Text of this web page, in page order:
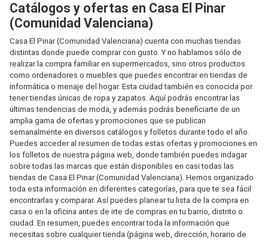
Catálogos y ofertas en Casa El Pinar
(Comunidad Valenciana)
Casa El Pinar (Comunidad Valenciana) cuenta con muchas tiendas
distintas donde puede comprar con gusto. Y no hablamos sólo de
realizar la compra familiar en supermercados, sino otros productos
como ordenadores o muebles que puedes encontrar en tiendas de
informática o menaje del hogar. Esta ciudad también es conocida por
tener tiendas únicas de ropa y zapatos. Aquí podrás encontrar las
últimas tendencias de moda, y además podrás beneficiarte de un
amplia gama de ofertas y promociones que se publican
semanalmente en diversos catálogos y folletos durante todo el año.
Puedes acceder al resumen de todas estas ofertas y promociones en
los folletos de nuestra página web, donde también puedes indagar
sobre todas las marcas que están disponibles en casi todas las
tiendas de Casa El Pinar (Comunidad Valenciana). Hemos organizado
toda esta información en diferentes categorías, para que te sea fácil
encontrarlas y comparar. Así puedes planear tu lista de la compra en
casa o en la oficina antes de irte de compras en tu barrio, distrito o
ciudad. En resumen, puedes encontrar toda la información que
necesitas sobre cualquier tienda (página web, dirección, horario de